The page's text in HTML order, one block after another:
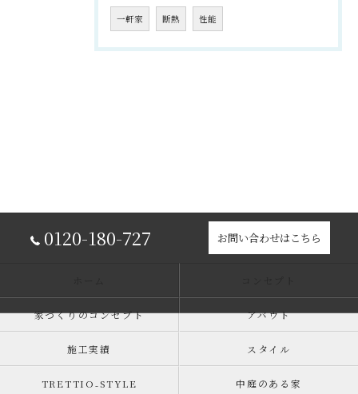
一軒家 断熱 性能
0120-180-727 お問い合わせはこちら
家づくりのコンセプト アバウト
施工実績 スタイル
TRETTIO₋STYLE 中庭のある家